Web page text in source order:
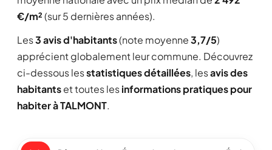
€/m²(sur 5 dernières années).
Les3 avis d'habitants(note moyenne3,7/5)
apprécient globalement leur commune. Découvrez
ci-dessous lesstatistiques détaillées, lesavis des
habitantset toutes lesinformations pratiques pour
habiter à TALMONT.